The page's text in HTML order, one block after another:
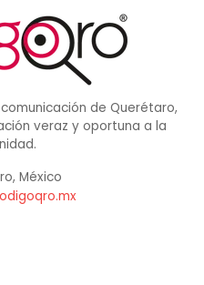
de Querétaro,
veraz y oportuna a la
México